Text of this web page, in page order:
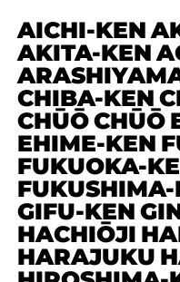
AICHI-KEN
AKITA-KEN
CHIBA-KEN
CHŪŌCHŪŌ
EHIME-KEN
FUKUOKA-
FUKUSHIMA-
GIFU-KEN
HACHIŌJI
HARAJUKU